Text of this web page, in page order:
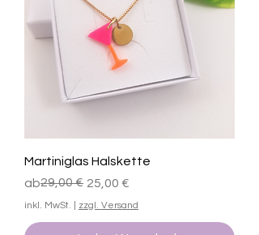
Martiniglas Halskette
ab
Standardpreis
29,00 € 25,00 €
Sale-Preis
inkl. MwSt. zzgl. Versand